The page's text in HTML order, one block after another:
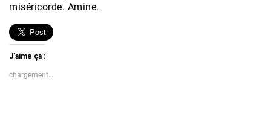
miséricorde. Amine.
J’aime ça :
chargement…